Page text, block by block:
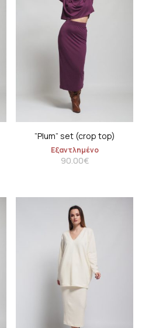
”Plum” set (crop top)
Εξαντλημένο
90.00€